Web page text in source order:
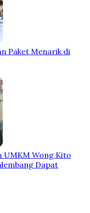
Paket Menarik di
UMKM Wong Kito
Dapat